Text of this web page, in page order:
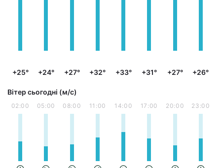
+25° +24° +27° +32° +33° +31° +27° +26°
Вітер сьогодні (м/с)
02:00 05:00 08:00 11:00 14:00 17:00 20:00 23:00